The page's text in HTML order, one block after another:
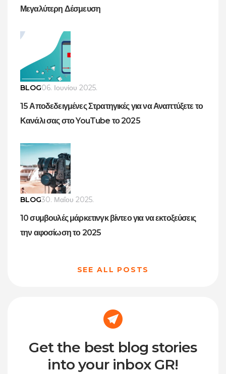
Μεγαλύτερη Δέσμευση
BLOG06. Ιουνίου 2025.
15 Αποδεδειγμένες Στρατηγικές για να Αναπτύξετε το
Κανάλι σας στο YouTube το 2025
BLOG30. Μαΐου 2025.
10 συμβουλές μάρκετινγκ βίντεο για να εκτοξεύσεις
την αφοσίωση το 2025
SEE ALL POSTS
Get the best blog stories
into your inbox GR!